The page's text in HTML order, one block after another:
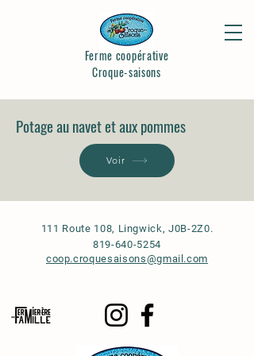
Ferme coopérative
Croque-saisons
Potage au navet et aux pommes
Voir
111 Route 108, Lingwick, J0B-2Z0.
819-640-5254
coop.croquesaisons@gmail.com